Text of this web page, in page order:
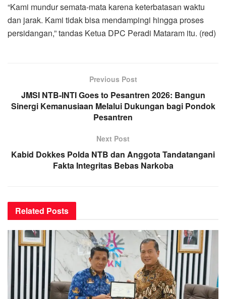
“Kami mundur semata-mata karena keterbatasan waktu
dan jarak. Kami tidak bisa mendampingi hingga proses
persidangan,” tandas Ketua DPC Peradi Mataram itu. (red)
Previous Post
JMSI NTB-INTI Goes to Pesantren 2026: Bangun
Sinergi Kemanusiaan Melalui Dukungan bagi Pondok
Pesantren
Next Post
Kabid Dokkes Polda NTB dan Anggota Tandatangani
Fakta Integritas Bebas Narkoba
Related Posts